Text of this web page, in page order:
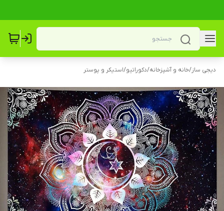
دیجی ساز/خانه و آشپزخانه/دکوراتیو/استیکر و پوستر